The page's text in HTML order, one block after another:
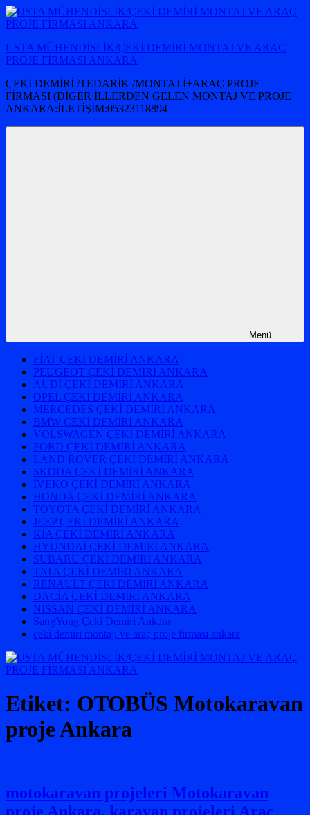
İçeriğe
atla
USTA MÜHENDİSLİK/ÇEKİ DEMİRİ MONTAJ VE ARAÇ
PROJE FİRMASI ANKARA
ÇEKİ DEMİRİ /TEDARİK /MONTAJ İ+ARAÇ PROJE
FİRMASI (DİGER İLLERDEN GELEN MONTAJ VE PROJE
ANKARA:İLETİŞİM:05323118894
Menü
FİAT ÇEKİ DEMİRİ ANKARA
PEUGEOT ÇEKİ DEMİRİ ANKARA
AUDİ ÇEKİ DEMİRİ ANKARA
OPEL ÇEKİ DEMİRİ ANKARA
MERCEDES ÇEKİ DEMİRİ ANKARA
BMW ÇEKİ DEMİRİ ANKARA
VOLSWAGEN ÇEKİ DEMİRİ ANKARA
FORD ÇEKİ DEMİRİ ANKARA
LAND ROVER ÇEKİ DEMİRİ ANKARA
SKODA ÇEKİ DEMİRİ ANKARA
İVEKO ÇEKİ DEMİRİ ANKARA
HONDA ÇEKİ DEMİRİ ANKARA
TOYOTA ÇEKİ DEMİRİ ANKARA
JEEP ÇEKİ DEMİRİ ANKARA
KİA ÇEKİ DEMİRİ ANKARA
HYUNDAİ ÇEKİ DEMİRİ ANKARA
SUBARU ÇEKİ DEMİRİ ANKARA
TATA ÇEKİ DEMİRİ ANKARA
RENAULT ÇEKİ DEMİRİ ANKARA
DACİA ÇEKİ DEMİRİ ANKARA
NISSAN ÇEKİ DEMİRİ ANKARA
SangYong Çeki Demiri Ankara
çeki demiri montajı ve araç proje firması ankara
Etiket: OTOBÜS Motokaravan
proje Ankara
motokaravan projeleri Motokaravan
proje Ankara, karavan projeleri Araç